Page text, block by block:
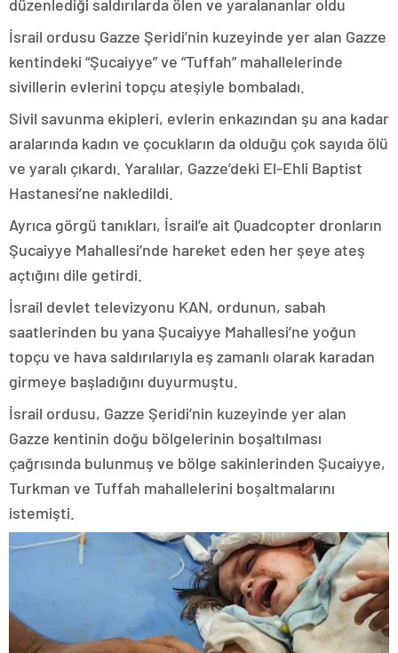
düzenlediği saldırılarda ölen ve yaralananlar oldu
İsrail ordusu Gazze Şeridi’nin kuzeyinde yer alan Gazze
kentindeki “Şucaiyye” ve “Tuffah” mahallelerinde
sivillerin evlerini topçu ateşiyle bombaladı.
Sivil savunma ekipleri, evlerin enkazından şu ana kadar
aralarında kadın ve çocukların da olduğu çok sayıda ölü
ve yaralı çıkardı. Yaralılar, Gazze’deki El-Ehli Baptist
Hastanesi’ne nakledildi.
Ayrıca görgü tanıkları, İsrail’e ait Quadcopter dronların
Şucaiyye Mahallesi’nde hareket eden her şeye ateş
açtığını dile getirdi.
İsrail devlet televizyonu KAN, ordunun, sabah
saatlerinden bu yana Şucaiyye Mahallesi’ne yoğun
topçu ve hava saldırılarıyla eş zamanlı olarak karadan
girmeye başladığını duyurmuştu.
İsrail ordusu, Gazze Şeridi’nin kuzeyinde yer alan
Gazze kentinin doğu bölgelerinin boşaltılması
çağrısında bulunmuş ve bölge sakinlerinden Şucaiyye,
Turkman ve Tuffah mahallelerini boşaltmalarını
istemişti.